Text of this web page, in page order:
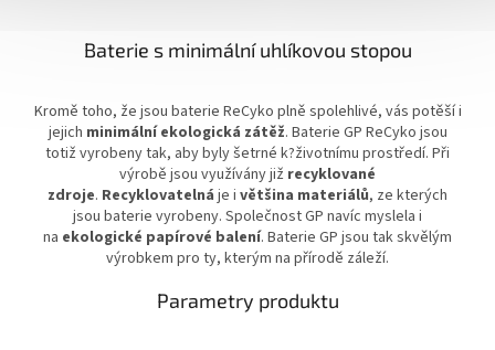
Baterie s minimální uhlíkovou stopou
Kromě toho, že jsou baterie ReCyko plně spolehlivé, vás potěší i
jejich minimální ekologická zátěž. Baterie GP ReCyko jsou
totiž vyrobeny tak, aby byly šetrné k?životnímu prostředí. Při
výrobě jsou využívány již recyklované
zdroje. Recyklovatelná je i většina materiálů, ze kterých
jsou baterie vyrobeny. Společnost GP navíc myslela i
na ekologické papírové balení. Baterie GP jsou tak skvělým
výrobkem pro ty, kterým na přírodě záleží.
Parametry produktu